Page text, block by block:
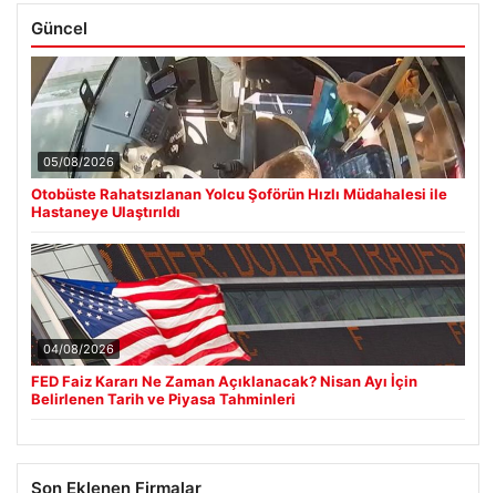
Güncel
05/08/2026
Otobüste Rahatsızlanan Yolcu Şoförün Hızlı Müdahalesi ile
Hastaneye Ulaştırıldı
04/08/2026
FED Faiz Kararı Ne Zaman Açıklanacak? Nisan Ayı İçin
Belirlenen Tarih ve Piyasa Tahminleri
Son Eklenen Firmalar